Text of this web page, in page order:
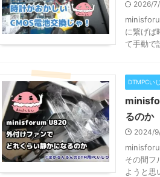
2026/7/
に繋げば
て手動で
DTMPCい
るのか
2024/
その間フ
ようと思